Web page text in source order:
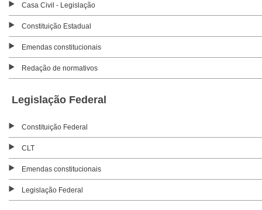
Casa Civil - Legislação
Constituição Estadual
Emendas constitucionais
Redação de normativos
Legislação Federal
Constituição Federal
CLT
Emendas constitucionais
Legislação Federal